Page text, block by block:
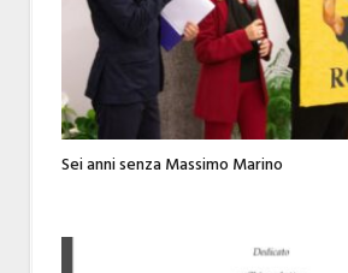
Sei anni senza Massimo Marino